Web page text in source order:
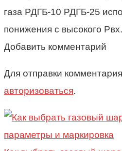
газа РДГБ-10 РДГБ-25
понижения с высокого
Добавить комментарий
Для отправки
авторизоваться.